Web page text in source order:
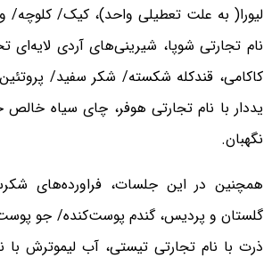
لیورا( به علت تعطیلی واحد)، کیک/ کلوچه/
نام تجارتی شوپا، شیرینی‌های آردی لایه‌ای
کاکامی، قندکله شکسته/ شکر سفید/
یددار با نام تجارتی هوفر، چای سیاه خالص
نگهبان.
همچنین در این جلسات، فراورده‌های
گلستان و پردیس، گندم پوست‌کنده/ جو
ذرت با نام تجارتی تیستی، آب لیموترش با